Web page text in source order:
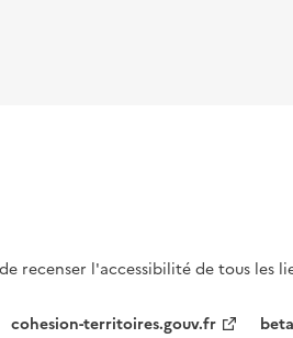
recenser l'accessibilité de tous les
cohesion-territoires.gouv.fr